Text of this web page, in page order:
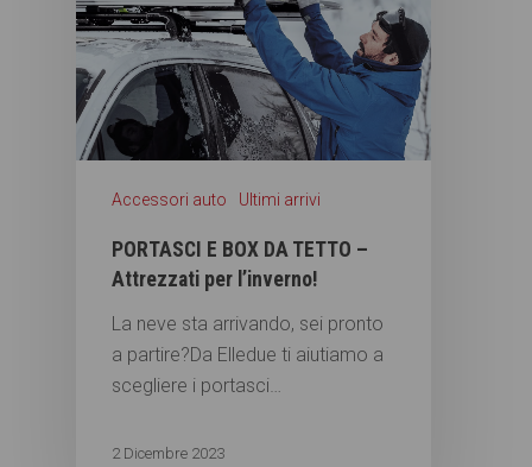
Accessori auto Ultimi arrivi
PORTASCI E BOX DA TETTO –
Attrezzati per l’inverno!
La neve sta arrivando, sei pronto
a partire?Da Elledue ti aiutiamo a
scegliere i portasci…
2 Dicembre 2023